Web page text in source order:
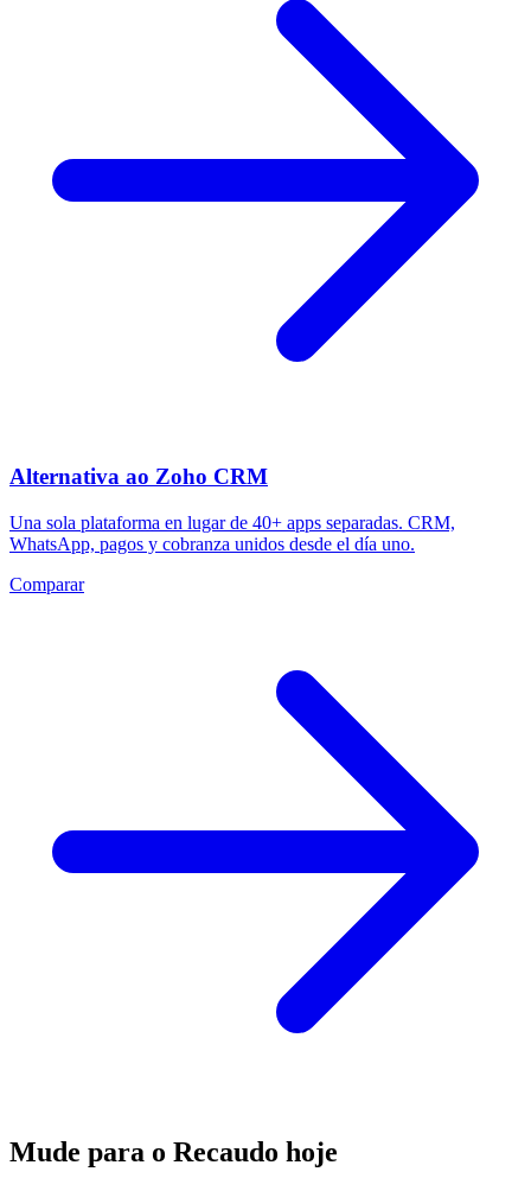
Alternativa ao Zoho CRM
Una sola plataforma en lugar de 40+ apps separadas. CRM,
WhatsApp, pagos y cobranza unidos desde el día uno.
Comparar
Mude para o Recaudo hoje